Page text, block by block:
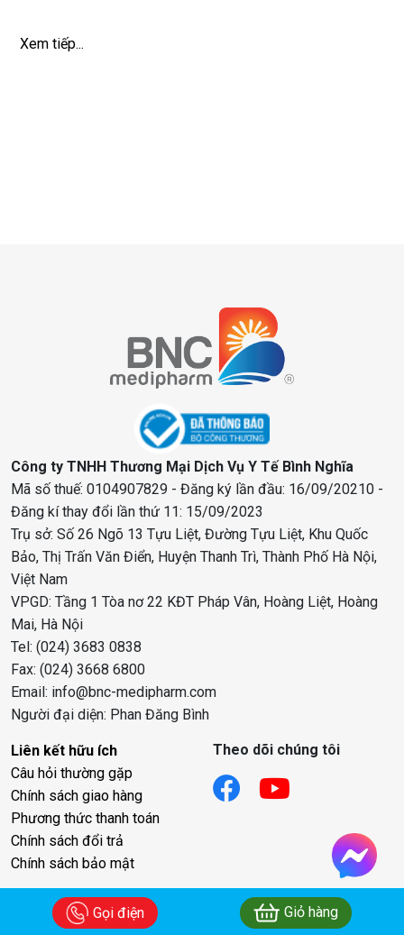
Gọi điện Giỏ hàng
Công ty TNHH Thương Mại Dịch Vụ Y Tế Bình Nghĩa
Mã số thuế: 0104907829 - Đăng ký lần đầu: 16/09/20210 -
Đăng kí thay đổi lần thứ 11: 15/09/2023
Trụ sở: Số 26 Ngõ 13 Tựu Liệt, Đường Tựu Liệt, Khu Quốc
Bảo, Thị Trấn Văn Điển, Huyện Thanh Trì, Thành Phố Hà Nội,
Việt Nam
VPGD: Tầng 1 Tòa nơ 22 KĐT Pháp Vân, Hoàng Liệt, Hoàng
Mai, Hà Nội
Tel: (024) 3683 0838
Fax: (024) 3668 6800
Email: info@bnc-medipharm.com
Người đại diện: Phan Đăng Bình
Liên kết hữu ích
Câu hỏi thường gặp
Chính sách giao hàng
Phương thức thanh toán
Chính sách đổi trả
Chính sách bảo mật
Theo dõi chúng tôi